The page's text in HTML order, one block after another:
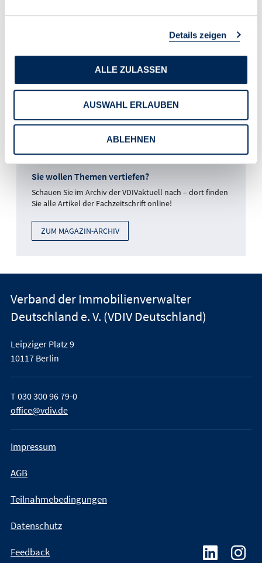
Details zeigen
ALLE ZULASSEN
AUSWAHL ERLAUBEN
ABLEHNEN
Sie wollen Themen vertiefen?
Schauen Sie im Archiv der VDIVaktuell nach – dort finden
Sie alle Artikel der Fachzeitschrift online!
ZUM MAGAZIN-ARCHIV
Verband der Immobilienverwalter
Deutschland e. V. (VDIV Deutschland)
Leipziger Platz 9
10117 Berlin
T030 300 96 79-0
office@vdiv.de
Impressum
AGB
Teilnahmebedingungen
Datenschutz
Feedback